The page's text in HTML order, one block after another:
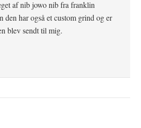
af nib jowo nib fra franklin
den har også et custom grind og er
blev sendt til mig.